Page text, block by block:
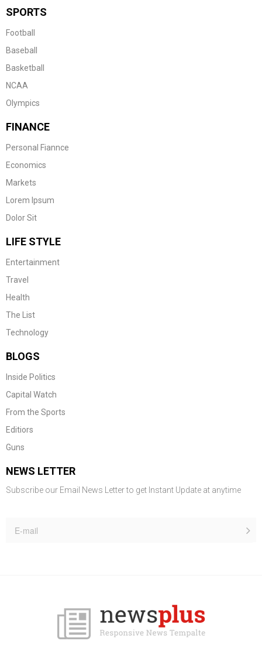
SPORTS
Football
Baseball
Basketball
NCAA
Olympics
FINANCE
Personal Fiannce
Economics
Markets
Lorem Ipsum
Dolor Sit
LIFE STYLE
Entertainment
Travel
Health
The List
Technology
BLOGS
Inside Politics
Capital Watch
From the Sports
Editiors
Guns
NEWS LETTER
Subscribe our Email News Letter to get Instant Update at anytime